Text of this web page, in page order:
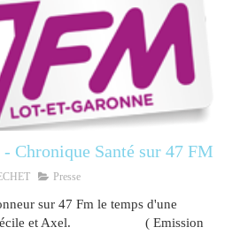
Chronique Santé sur 47 FM
Presse
sur 47 Fm le temps d'une
Cécile et Axel. ( Emission